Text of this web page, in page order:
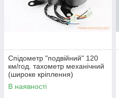
Спідометр "подвійний" 120
км/год. тахометр механічний
(широке кріплення)
В наявності